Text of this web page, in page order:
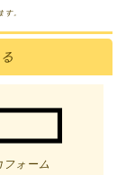
す。
フォーム